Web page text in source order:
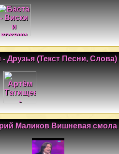
Друзья (Текст Песни, Слова)
Маликов Вишневая смола